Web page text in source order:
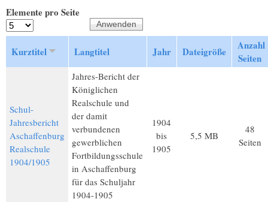
Elemente pro Seite
Kurztitel Langtitel Jahr Dateigröße
Anzahl
Seiten
Schul-
Jahresbericht
Aschaffenburg
Realschule
1904/1905
Jahres-Bericht der
Königlichen
Realschule und
der damit
verbundenen
gewerblichen
Fortbildungsschule
in Aschaffenburg
für das Schuljahr
1904-1905
1904
bis
1905
5,5 MB
48
Seiten